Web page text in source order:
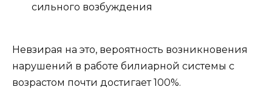
сильного возбуждения
Невзирая на это, вероятность возникновения
нарушений в работе билиарной системы с
возрастом почти достигает 100%.